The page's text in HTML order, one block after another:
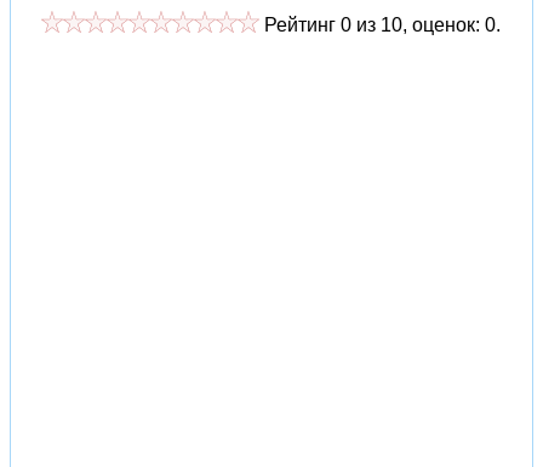
Рейтинг 0 из 10, оценок: 0.